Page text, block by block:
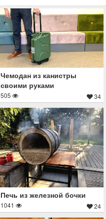
Чемодан из канистры
своими руками
505 34
Печь из железной бочки
1041 24